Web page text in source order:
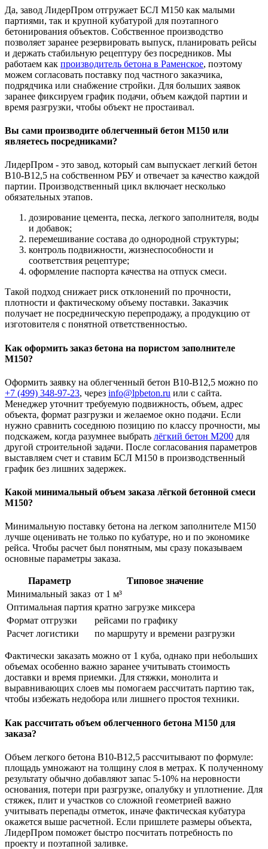
Да, завод ЛидерПром отгружает БСЛ М150 как малыми
партиями, так и крупной кубатурой для поэтапного
бетонирования объектов. Собственное производство
позволяет заранее резервировать выпуск, планировать рейсы
и держать стабильную рецептуру без посредников. Мы
работаем как производитель бетона в Раменское, поэтому
можем согласовать поставку под частного заказчика,
подрядчика или снабжение стройки. Для больших заявок
заранее фиксируем график подачи, объем каждой партии и
время разгрузки, чтобы объект не простаивал.
Вы сами производите облегченный бетон М150 или
являетесь посредниками?
ЛидерПром - это завод, который сам выпускает легкий бетон
В10-В12,5 на собственном РБУ и отвечает за качество каждой
партии. Производственный цикл включает несколько
обязательных этапов.
дозирование цемента, песка, легкого заполнителя, воды
и добавок;
перемешивание состава до однородной структуры;
контроль подвижности, жизнеспособности и
соответствия рецептуре;
оформление паспорта качества на отпуск смеси.
Такой подход снижает риск отклонений по прочности,
плотности и фактическому объему поставки. Заказчик
получает не посредническую перепродажу, а продукцию от
изготовителя с понятной ответственностью.
Как оформить заказ бетона на пористом заполнителе
М150?
Оформить заявку на облегченный бетон В10-В12,5 можно по
+7 (499) 348-97-23, через info@lpbeton.ru или с сайта.
Менеджер уточнит требуемую подвижность, объем, адрес
объекта, формат разгрузки и желаемое окно подачи. Если
нужно сравнить соседнюю позицию по классу прочности, мы
подскажем, когда разумнее выбрать лёгкий бетон М200 для
другой строительной задачи. После согласования параметров
выставляем счет и ставим БСЛ М150 в производственный
график без лишних задержек.
Какой минимальный объем заказа лёгкой бетонной смеси
М150?
Минимальную поставку бетона на легком заполнителе М150
лучше оценивать не только по кубатуре, но и по экономике
рейса. Чтобы расчет был понятным, мы сразу показываем
основные параметры заказа.
Параметр
Типовое значение
Минимальный заказ от 1 м³
Оптимальная партия кратно загрузке миксера
Формат отгрузки
рейсами по графику
Расчет логистики
по маршруту и времени разгрузки
Фактически заказать можно от 1 куба, однако при небольших
объемах особенно важно заранее учитывать стоимость
доставки и время приемки. Для стяжки, монолита и
выравнивающих слоев мы помогаем рассчитать партию так,
чтобы избежать недобора или лишнего простоя техники.
Как рассчитать объем облегченного бетона М150 для
заказа?
Объем легкого бетона В10-В12,5 рассчитывают по формуле:
площадь умножают на толщину слоя в метрах. К полученному
результату обычно добавляют запас 5-10% на неровности
основания, потери при разгрузке, опалубку и уплотнение. Для
стяжек, плит и участков со сложной геометрией важно
учитывать перепады отметок, иначе фактическая кубатура
окажется выше расчетной. Если пришлете размеры объекта,
ЛидерПром поможет быстро посчитать потребность по
проекту и поэтапной заливке.